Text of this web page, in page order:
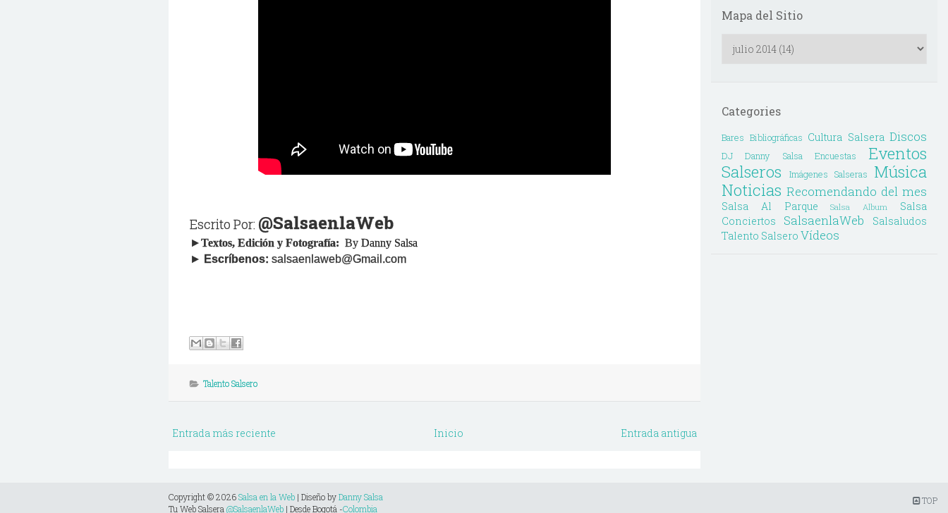
Escrito Por: @SalsaenlaWeb
►Textos, Edición y Fotografía: By Danny Salsa
► Escríbenos: salsaenlaweb@Gmail.com
Talento Salsero
Entrada más reciente Entrada antigua
Inicio
Mapa del Sitio
Categories
Bares Bibliográficas Cultura Salsera Discos
DJ Danny Salsa Encuestas
Eventos
Salseros
Imágenes Salseras
Música
Noticias Recomendando del mes
Salsa Al Parque Salsa Album
Salsa
Conciertos
SalsaenlaWeb
Salsaludos
Talento Salsero Vídeos
Copyright ©2026Salsa en la Web | Diseño byDanny Salsa
Tu Web Salsera @SalsaenlaWeb | Desde Bogotá -Colombia
TOP